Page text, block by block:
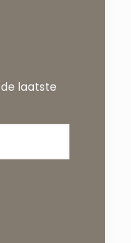
laatste